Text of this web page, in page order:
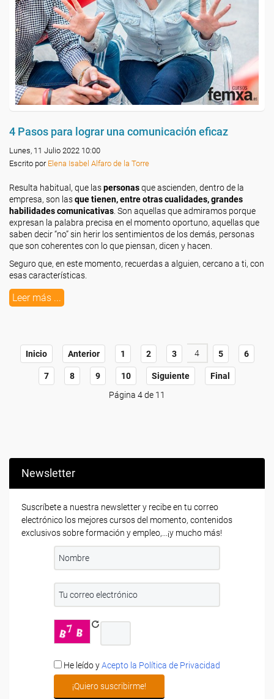
4 Pasos para lograr una comunicación eficaz
Lunes, 11 Julio 2022 10:00
Escrito por Elena Isabel Alfaro de la Torre
Resulta habitual, que laspersonasque ascienden, dentro de la
empresa, son lasque tienen, entre otras cualidades, grandes
habilidades comunicativas . Son aquellas que admiramos porque
expresan la palabra precisa en el momento oportuno, aquellas que
saben decir “no” sin herir los sentimientos de los demás, personas
que son coherentes con lo que piensan, dicen y hacen.
Seguro que, en este momento, recuerdas a alguien, cercano a ti, con
esas características.
Leer más ...
Inicio Anterior 1 2 3 4 5 6
7 8 9 10 Siguiente
Final
Página 4 de 11
Newsletter
Suscríbete a nuestra newsletter y recibe en tu correo
electrónico los mejores cursos del momento, contenidos
exclusivos sobre formación y empleo,...¡y mucho más!
He leído yAcepto la Política de Privacidad